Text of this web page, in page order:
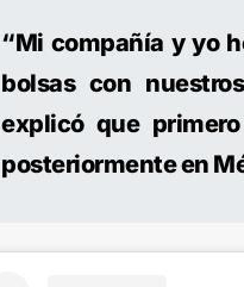
“Mi compañía y yo
bolsas con
explicó que
posteriormente en